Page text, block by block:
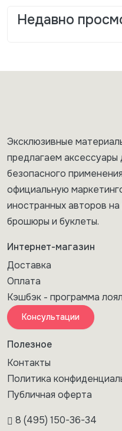
Недавно
Эксклюзивные
предлагаем аксессуары
безопасного
официальную
иностранных авторов на
брошюры и буклеты.
Интернет-магазин
Доставка
Оплата
Кэшбэк - программа
Консультации
Полезное
Контакты
Политика
Публичная оферта
8 (495) 150-36-34